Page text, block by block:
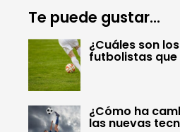
Te puede gustar...
¿Cuáles son
futbolistas que
¿Cómo ha
las nuevas